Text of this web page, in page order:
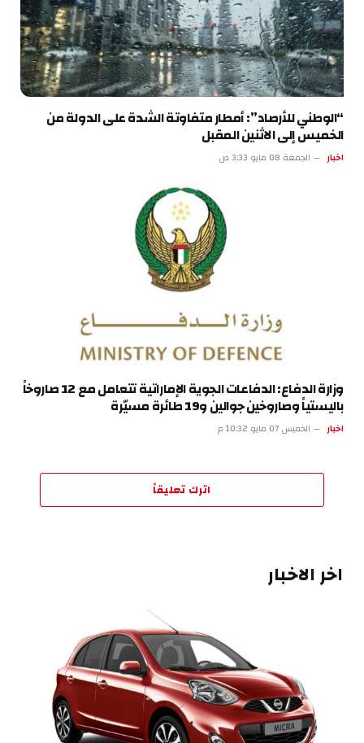
“الوطني للأرصاد”: أمطار متفاوتة الشدة على الدولة من
الخميس إلى الاثنين المقبل
اخبار الجمعة 08 مايو 3:33 ص
وزارة الدفاع: الدفاعات الجوية الإماراتية تتعامل مع 12 صاروخاً
باليستياً وصاروخين جوالين و19 طائرة مسيّرة
اخبار الخميس 07 مايو 10:32 م
اترك تعليقاً
اخر الاخبار